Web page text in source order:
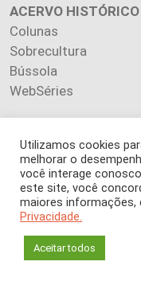
ACERVO HISTÓRICO
Colunas
Sobrecultura
Bússola
WebSéries
Copyright 2026
Os artigos publicados
É proibida a
Utilizamos cookies
melhorar o
você interage
este site, você
maiores informações,
Privacidade.
Aceitar todos